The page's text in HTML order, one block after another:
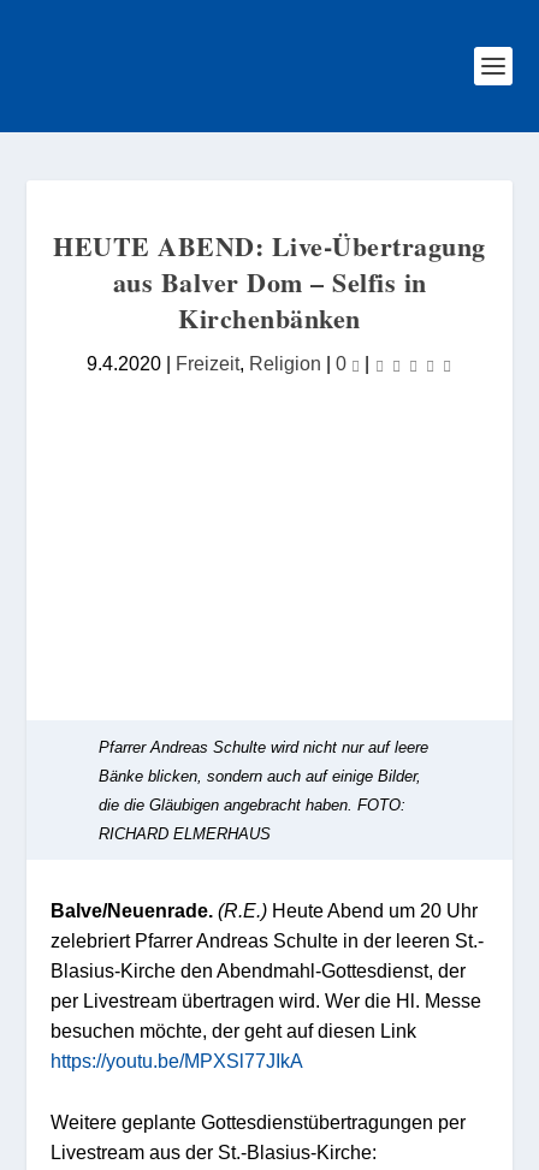
HEUTE ABEND: Live-Übertragung
aus Balver Dom – Selfis in
Kirchenbänken
9.4.2020| Freizeit, Religion | 0 |
Pfarrer Andreas Schulte wird nicht nur auf leere
Bänke blicken, sondern auch auf einige Bilder,
die die Gläubigen angebracht haben. FOTO:
RICHARD ELMERHAUS
Balve/Neuenrade. (R.E.) Heute Abend um 20 Uhr
zelebriert Pfarrer Andreas Schulte in der leeren St.-
Blasius-Kirche den Abendmahl-Gottesdienst, der
per Livestream übertragen wird. Wer die Hl. Messe
besuchen möchte, der geht auf diesen Link
https://youtu.be/MPXSl77JIkA
Weitere geplante Gottesdienstübertragungen per
Livestream aus der St.-Blasius-Kirche: